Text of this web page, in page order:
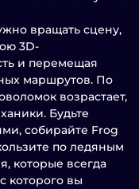
вращать сцену,
3D-
и перемещая
маршрутов. По
возрастает,
Будьте
собирайте Frog
по ледяным
которые всегда
которого вы